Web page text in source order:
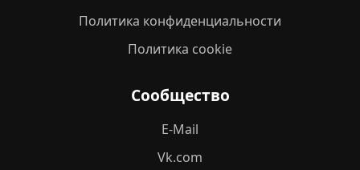
Политика конфиденциальности
Политика cookie
Сообщество
E-Mail
Vk.com